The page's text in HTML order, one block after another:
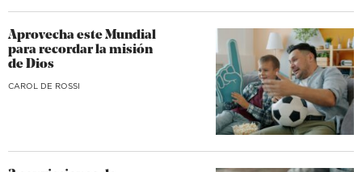
Aprovecha este Mundial
para recordar la misión
de Dios
CAROL DE ROSSI